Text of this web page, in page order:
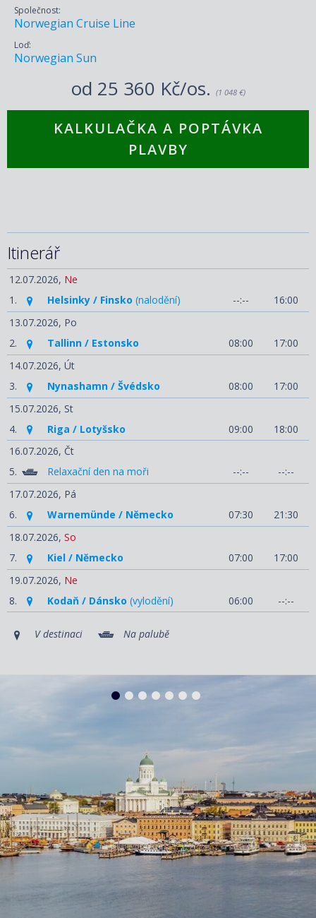
Společnost:
Norwegian Cruise Line
Loď:
Norwegian Sun
od 25 360 Kč/os. (1 048 €)
KALKULAČKA A POPTÁVKA
PLAVBY
Itinerář
12.07.2026, Ne
1.
Helsinky / Finsko (nalodění) --:--
16:00
13.07.2026, Po
2.
Tallinn / Estonsko 08:00
17:00
14.07.2026, Út
3.
Nynashamn / Švédsko 08:00
17:00
15.07.2026, St
4.
Riga / Lotyšsko 09:00
18:00
16.07.2026, Čt
5.
Relaxační den na moři --:--
--:--
17.07.2026, Pá
6.
Warnemünde / Německo 07:30
21:30
18.07.2026, So
7.
Kiel / Německo 07:00
17:00
19.07.2026, Ne
8.
Kodaň / Dánsko (vylodění) 06:00 --:--
V destinaci Na palubě